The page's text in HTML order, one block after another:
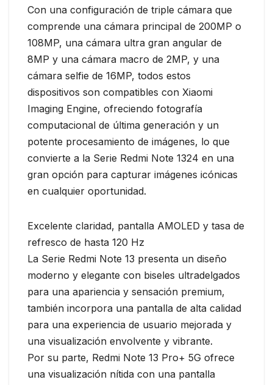
Con una configuración de triple cámara que
comprende una cámara principal de 200MP o
108MP, una cámara ultra gran angular de
8MP y una cámara macro de 2MP, y una
cámara selfie de 16MP, todos estos
dispositivos son compatibles con Xiaomi
Imaging Engine, ofreciendo fotografía
computacional de última generación y un
potente procesamiento de imágenes, lo que
convierte a la Serie Redmi Note 1324 en una
gran opción para capturar imágenes icónicas
en cualquier oportunidad.
Excelente claridad, pantalla AMOLED y tasa de
refresco de hasta 120 Hz
La Serie Redmi Note 13 presenta un diseño
moderno y elegante con biseles ultradelgados
para una apariencia y sensación premium,
también incorpora una pantalla de alta calidad
para una experiencia de usuario mejorada y
una visualización envolvente y vibrante.
Por su parte, Redmi Note 13 Pro+ 5G ofrece
una visualización nítida con una pantalla